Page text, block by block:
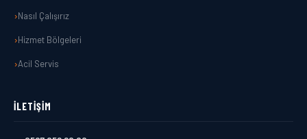
Nasıl Çalışırız
Hizmet Bölgeleri
Acil Servis
İLETIŞIM